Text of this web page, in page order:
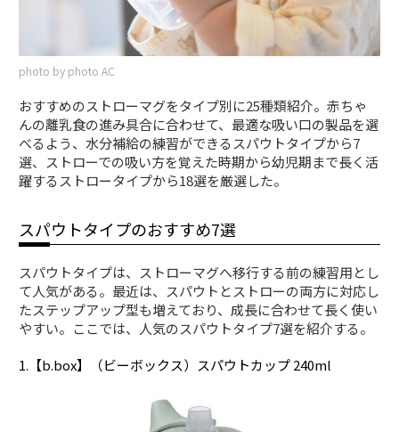
photo by photo AC
おすすめのストローマグをタイプ別に25種類紹介。赤ちゃ
んの離乳食の進み具合に合わせて、最適な吸い口の製品を選
べるよう、水分補給の練習ができるスパウトタイプから7
選、ストローでの吸い方を覚えた時期から幼児期まで長く活
躍するストロータイプから18選を厳選した。
スパウトタイプのおすすめ7選
スパウトタイプは、ストローマグへ移行する前の練習用とし
て人気がある。最近は、スパウトとストローの両方に対応し
たステップアップ型も増えており、成長に合わせて長く使い
やすい。ここでは、人気のスパウトタイプ7選を紹介する。
1.【b.box】（ビーボックス）スパウトカップ 240ml